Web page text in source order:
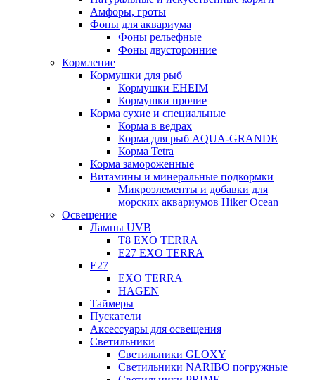
Амфоры, гроты
Фоны для аквариума
Фоны рельефные
Фоны двусторонние
Кормление
Кормушки для рыб
Кормушки EHEIM
Кормушки прочие
Корма сухие и специальные
Корма в ведрах
Корма для рыб AQUA-GRANDE
Корма Tetra
Корма замороженные
Витамины и минеральные подкормки
Микроэлементы и добавки для
морских аквариумов Hiker Ocean
Освещение
Лампы UVB
Т8 EXO TERRA
Е27 EXO TERRA
Е27
EXO TERRA
HAGEN
Таймеры
Пускатели
Аксессуары для освещения
Светильники
Светильники GLOXY
Светильники NARIBO погружные